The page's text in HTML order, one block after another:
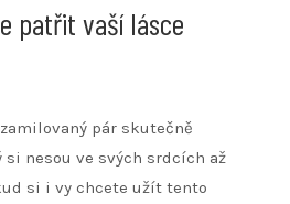
patřit vaší lásce
pár skutečně
si nesou ve svých srdcích až
si i vy chcete užít tento